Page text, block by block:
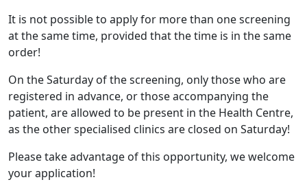
It is not possible to apply for more than one screening
at the same time, provided that the time is in the same
order!
On the Saturday of the screening, only those who are
registered in advance, or those accompanying the
patient, are allowed to be present in the Health Centre,
as the other specialised clinics are closed on Saturday!
Please take advantage of this opportunity, we welcome
your application!